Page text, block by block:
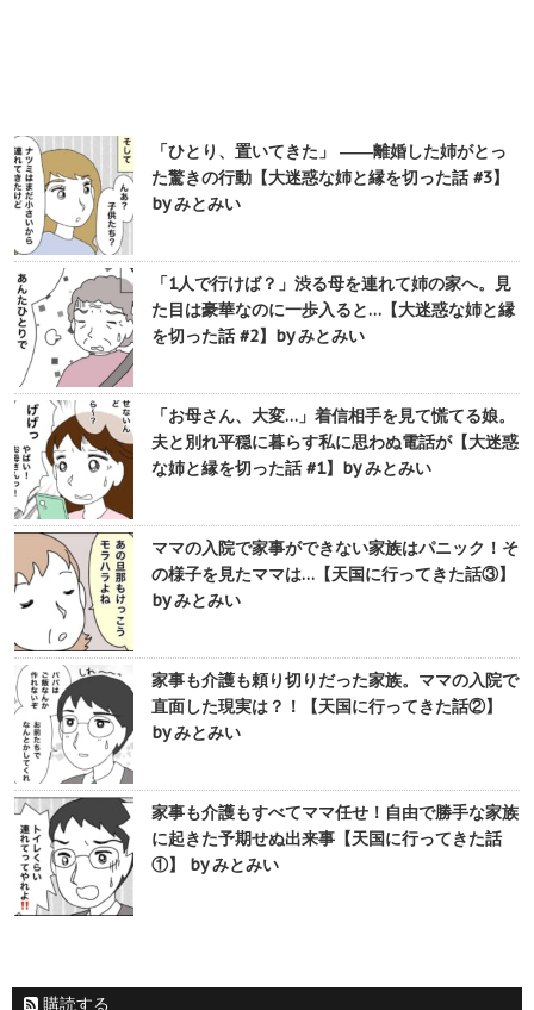
「ひとり、置いてきた」 ――離婚した姉がとっ
た驚きの行動【大迷惑な姉と縁を切った話 #3】
by みとみい
「1人で行けば？」渋る母を連れて姉の家へ。見
た目は豪華なのに一歩入ると…【大迷惑な姉と縁
を切った話 #2】by みとみい
「お母さん、大変…」着信相手を見て慌てる娘。
夫と別れ平穏に暮らす私に思わぬ電話が【大迷惑
な姉と縁を切った話 #1】by みとみい
ママの入院で家事ができない家族はパニック！そ
の様子を見たママは…【天国に行ってきた話③】
by みとみい
家事も介護も頼り切りだった家族。ママの入院で
直面した現実は？！【天国に行ってきた話②】
by みとみい
家事も介護もすべてママ任せ！自由で勝手な家族
に起きた予期せぬ出来事【天国に行ってきた話
①】 by みとみい
購読する